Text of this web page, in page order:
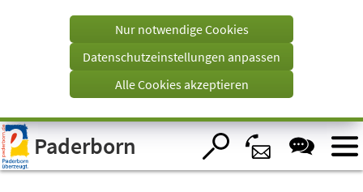
Visuelle
Assistenzsoftware
öffnen.
einem
Tab)
Nur notwendige Cookies
Datenschutzeinstellungen anpassen
Alle Cookies akzeptieren
Paderborn